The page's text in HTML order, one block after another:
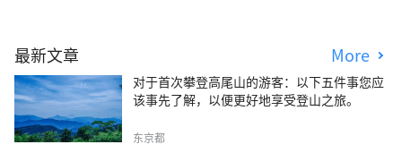
最新文章 More
对于首次攀登高尾山的游客：以下五件事您应
该事先了解，以便更好地享受登山之旅。
东京都